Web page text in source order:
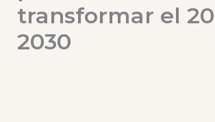
transformar el
2030